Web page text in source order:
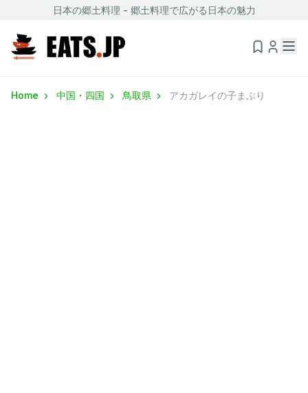
日本の郷土料理 - 郷土料理で広がる日本の魅力
Home 中国・四国 鳥取県 アカガレイの子まぶり